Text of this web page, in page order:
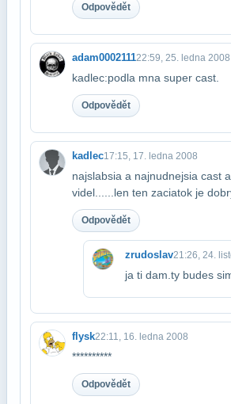
Odpovědět
adam000211122:59, 25. ledna 2008
kadlec:podla mna super cast.
Odpovědět
kadlec17:15, 17. ledna 2008
najslabsia a najnudnejsia cast
videl......len ten zaciatok je
Odpovědět
zrudoslav21:26, 24.
ja ti dam.ty budes
flysk22:11, 16. ledna 2008
**********
Odpovědět